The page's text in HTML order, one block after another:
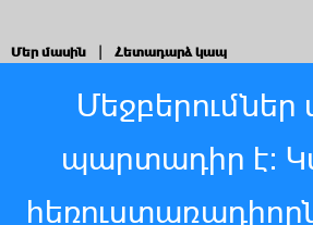
Մեր մասին Հետադարձ կապ
Մեջբերումներ
պարտադիր է: